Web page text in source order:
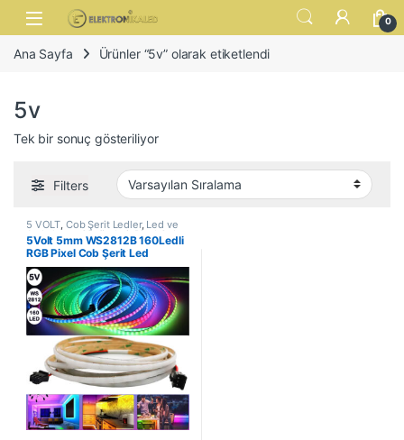
Skip to navigation
Skip to content
Open 0
Ana Sayfa Ürünler “5v” olarak etiketlendi
5v
Tek bir sonuç gösteriliyor
Filters
5 VOLT Cob Şerit Ledler, Led ve
Aydınlatma Çözümleri,Pixel Cob
Şerit Ledler
5Volt 5mm WS2812B 160Ledli
RGB Pixel Cob Şerit Led
(5Metre)